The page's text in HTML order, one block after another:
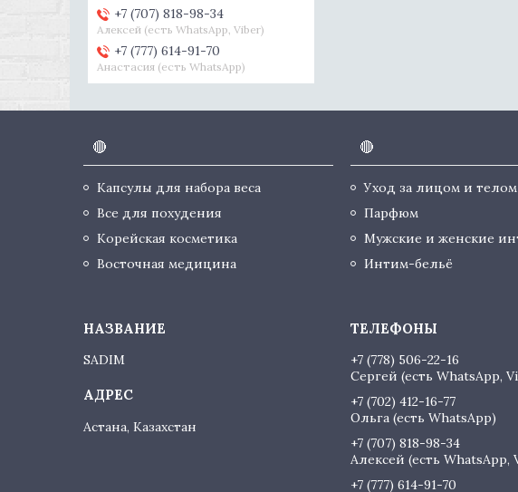
+7 (707) 818-98-34
Алексей (есть WhatsApp, Viber)
+7 (777) 614-91-70
Анастасия (есть WhatsApp)
🔴
Капсулы для набора веса
Все для похудения
Корейская косметика
Восточная медицина
🔴
Уход за лицом и телом
Парфюм
Мужские и женские
Интим-бельё
SADIM
Астана, Казахстан
+7 (778) 506-22-16
Сергей (есть WhatsApp,
+7 (702) 412-16-77
Ольга (есть WhatsApp)
+7 (707) 818-98-34
Алексей (есть WhatsApp,
+7 (777) 614-91-70